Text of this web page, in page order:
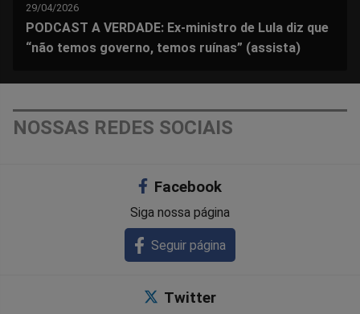
29/04/2026
PODCAST A VERDADE: Ex-ministro de Lula diz que
“não temos governo, temos ruínas” (assista)
NOSSAS REDES SOCIAIS
Facebook
Siga nossa página
Seguir página
Twitter